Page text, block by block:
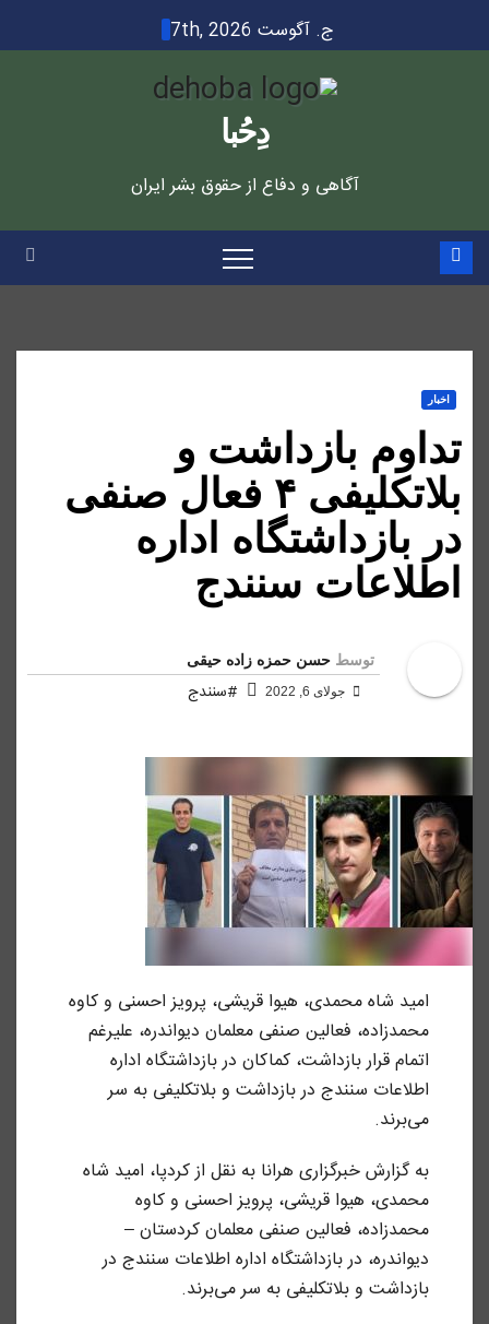
to
ج. آگوست 7th, 2026
دِحُبا
آگاهی و دفاع از حقوق بشر ایران
اخبار
تداوم بازداشت و
بلاتکلیفی ۴ فعال صنفی
در بازداشتگاه اداره
اطلاعات سنندج
توسط حسن حمزه زاده حیقی
جولای 6, 2022 #سنندج
امید شاه محمدی، هیوا قریشی، پرویز احسنی و کاوه
محمدزاده، فعالین صنفی معلمان دیواندره، علیرغم
اتمام قرار بازداشت، کماکان در بازداشتگاه اداره
اطلاعات سنندج در بازداشت و بلاتکلیفی به سر
می‌برند.
به گزارش خبرگزاری هرانا به نقل از کردپا، امید شاه
محمدی، هیوا قریشی، پرویز احسنی و کاوه
محمدزاده، فعالین صنفی معلمان کردستان –
دیواندره، در بازداشتگاه اداره اطلاعات سنندج در
بازداشت و بلاتکلیفی به سر می‌برند.